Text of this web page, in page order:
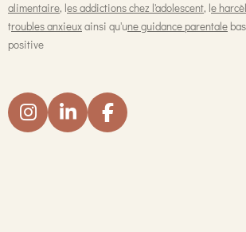
alimentaire, les addictions chez l'adolescent, le
troubles anxieuxainsi qu'une guidance parentale
positive
I
L
F